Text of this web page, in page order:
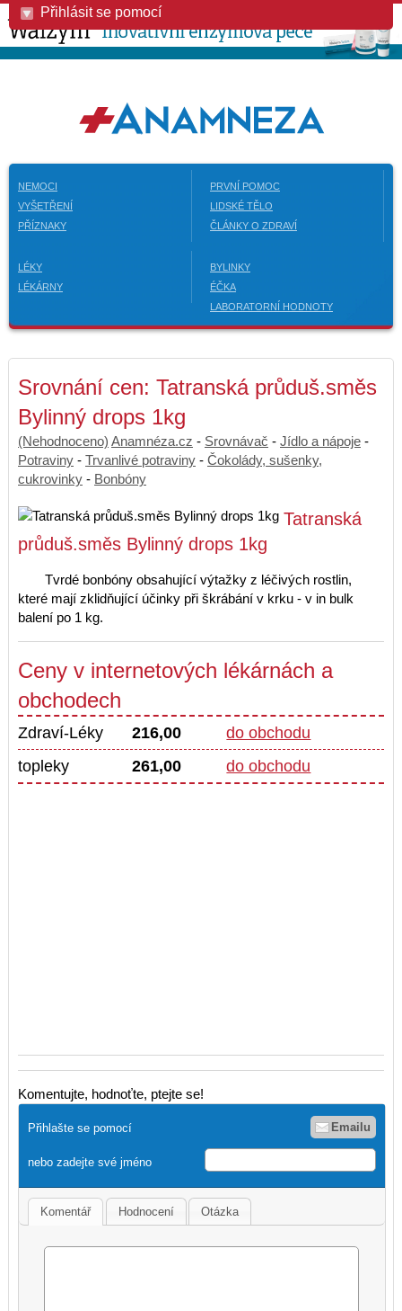
Přihlásit se pomocí
NEMOCI
VYŠETŘENÍ
PŘÍZNAKY
PRVNÍ POMOC
LIDSKÉ TĚLO
ČLÁNKY O ZDRAVÍ
LÉKY
LÉKÁRNY
BYLINKY
ÉČKA
LABORATORNÍ HODNOTY
Srovnání cen: Tatranská průduš.směs
Bylinný drops 1kg
(Nehodnoceno) Anamnéza.cz - Srovnávač - Jídlo a nápoje -
Potraviny - Trvanlivé potraviny - Čokolády, sušenky,
cukrovinky - Bonbóny
Tatranská
průduš.směs Bylinný drops 1kg
Tvrdé bonbóny obsahující výtažky z léčivých rostlin,
které mají zklidňující účinky při škrábání v krku - v in bulk
balení po 1 kg.
Ceny v internetových lékárnách a
obchodech
Zdraví-Léky 216,00
do obchodu
topleky
261,00 do obchodu
Komentujte, hodnoťte, ptejte se!
Přihlašte se pomocí Emailu
nebo zadejte své jméno
Komentář Hodnocení Otázka